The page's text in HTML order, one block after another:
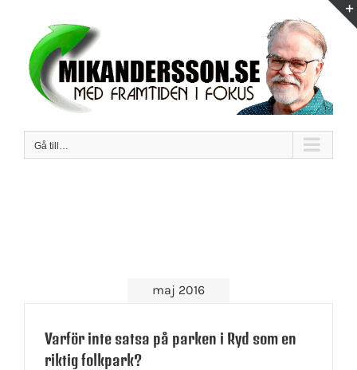
innehållet
Gå till…
maj 2016
Varför inte satsa på parken i Ryd som en
riktig folkpark?